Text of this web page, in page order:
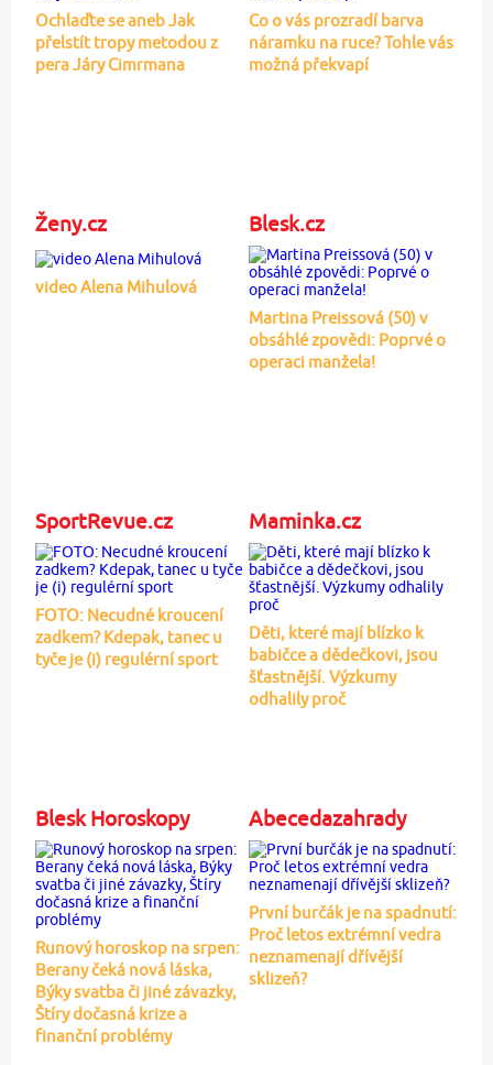
Ochlaďte se aneb Jak
přelstít tropy metodou z
pera Járy Cimrmana
Co o vás prozradí barva
náramku na ruce? Tohle vás
možná překvapí
Ženy.cz
video Alena Mihulová
Blesk.cz
Martina Preissová (50) v
obsáhlé zpovědi: Poprvé o
operaci manžela!
SportRevue.cz
FOTO: Necudné kroucení
zadkem? Kdepak, tanec u
tyče je (i) regulérní sport
Maminka.cz
Děti, které mají blízko k
babičce a dědečkovi, jsou
šťastnější. Výzkumy
odhalily proč
Blesk Horoskopy
Runový horoskop na srpen:
Berany čeká nová láska,
Býky svatba či jiné závazky,
Štíry dočasná krize a
finanční problémy
Abecedazahrady
První burčák je na spadnutí:
Proč letos extrémní vedra
neznamenají dřívější
sklizeň?